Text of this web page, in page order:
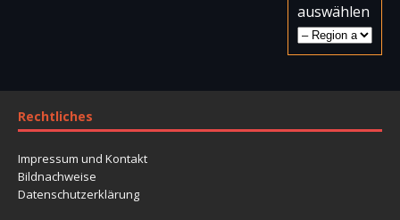
auswählen
Rechtliches
Impressum und Kontakt
Bildnachweise
Datenschutzerklärung